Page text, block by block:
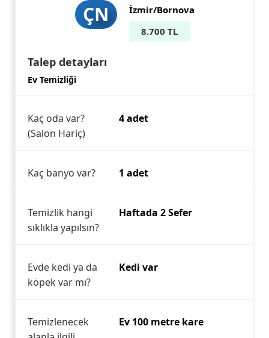
ÇN
İzmir/Bornova
8.700 TL
Talep detayları
Ev Temizliği
Kaç oda var?
(Salon Hariç)
4 adet
Kaç banyo var? 1 adet
Temizlik hangi
sıklıkla yapılsın?
Haftada 2 Sefer
Evde kedi ya da
köpek var mı?
Kedi var
Temizlenecek
Ev 100 metre kare